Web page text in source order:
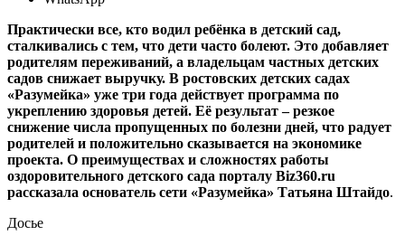
Практически все, кто водил ребёнка в детский сад,
сталкивались с тем, что дети часто болеют. Это добавляет
родителям переживаний, а владельцам частных детских
садов снижает выручку. В ростовских детских садах
«Разумейка» уже три года действует программа по
укреплению здоровья детей. Её результат – резкое
снижение числа пропущенных по болезни дней, что радует
родителей и положительно сказывается на экономике
проекта. О преимуществах и сложностях работы
оздоровительного детского сада порталу Biz360.ru
рассказала основатель сети «Разумейка» Татьяна Штайдо.
Досье